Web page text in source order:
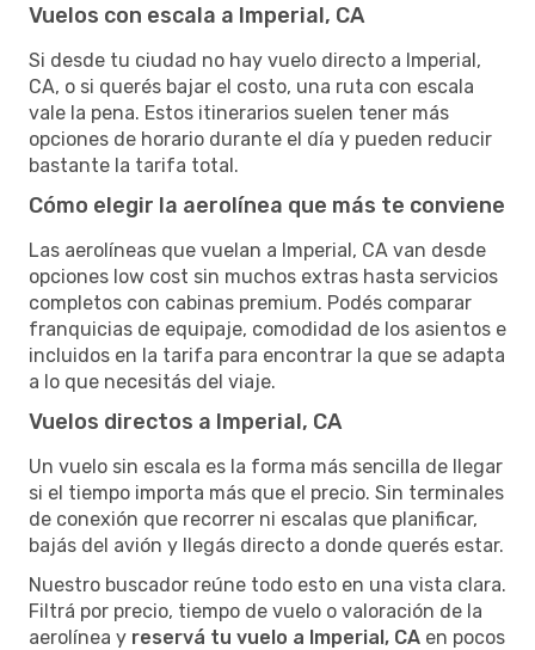
Vuelos con escala a Imperial, CA
Si desde tu ciudad no hay vuelo directo a Imperial,
CA, o si querés bajar el costo, una ruta con escala
vale la pena. Estos itinerarios suelen tener más
opciones de horario durante el día y pueden reducir
bastante la tarifa total.
Cómo elegir la aerolínea que más te conviene
Las aerolíneas que vuelan a Imperial, CA van desde
opciones low cost sin muchos extras hasta servicios
completos con cabinas premium. Podés comparar
franquicias de equipaje, comodidad de los asientos e
incluidos en la tarifa para encontrar la que se adapta
a lo que necesitás del viaje.
Vuelos directos a Imperial, CA
Un vuelo sin escala es la forma más sencilla de llegar
si el tiempo importa más que el precio. Sin terminales
de conexión que recorrer ni escalas que planificar,
bajás del avión y llegás directo a donde querés estar.
Nuestro buscador reúne todo esto en una vista clara.
Filtrá por precio, tiempo de vuelo o valoración de la
aerolínea y reservá tu vuelo a Imperial, CA en pocos